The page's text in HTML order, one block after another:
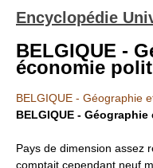
Encyclopédie
BELGIQUE -
économie
BELGIQUE - Géographie
BELGIQUE -
Pays de dimension assez
comptait cependant neuf